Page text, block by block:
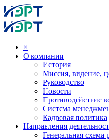
×
О компании
История
Миссия, видение,
Руководство
Новости
Противодействие
Система
Кадровая политика
Направления
Генеральная